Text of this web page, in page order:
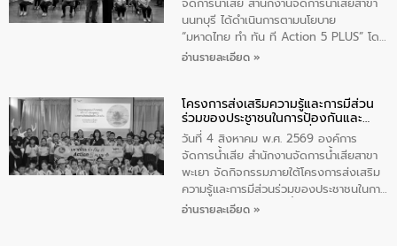
ส่วนได้ส่วนเสียในโครงก่อสร้างศูนย์บริหาร
จัดการคุณภาพน้ำเทศบาลตำบลวัดสิงห์
จังหวัดชัยนาท ให้การต้อนรับ
จัดการน้ำเสีย สำนักงานจัดการน้ำเสียสาขา
นนทบุรี ได้ดำเนินการตามนโยบาย
“มหาดไทย ทำ ทัน ที Action 5 PLUS” โดย
จัดโครงการส่งเสริมความรู้และการมีส่วน
“ชุมชนร่วมใจ น้ำใสยั่งยืน” ได้บรรยายให้
ความรู้เกี่ยวกับการจัดการน้ำเสียและการใช้
ถังดักไขมันให้แก่นักเรียนโรงเรียนวัดบ่อ
(นันทวิทยา) เทศบาลนครปากเกร็ด อำเภอ
ปากเกร็ด จังหวัดนนทบุรี จำนวน 30 คน
อ่านรายละเอียด »
โครงการส่งเสริมความรู้และการมีส่วน
ร่วมของประชาชนในการป้องกันและ
แก้ไขปัญหาน้ำเสียอย่างยั่งยืน
วันที่ 4 สิงหาคม พ.ศ. 2569 องค์การ
จัดการน้ำเสีย สำนักงานจัดการน้ำเสียสาขา
พะเยา จัดกิจกรรมภายใต้โครงการส่งเสริม
ความรู้และการมีส่วนร่วมของประชาชนในการ
ป้องกันและแก้ไขปัญหาน้ำเสียอย่างยั่งยืน
อ่านรายละเอียด »